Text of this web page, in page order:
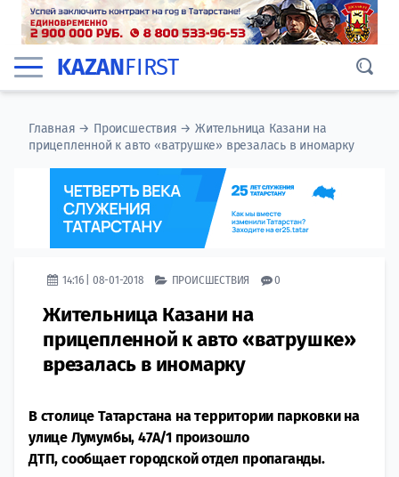
KAZANFIRST
Главная → Происшествия →Жительница Казани на
прицепленной к авто «ватрушке» врезалась в иномарку
14:16 | 08-01-2018 ПРОИСШЕСТВИЯ 0
Жительница Казани на
прицепленной к авто «ватрушке»
врезалась в иномарку
В столице Татарстана на территории парковки на
улице Лумумбы, 47А/1 произошло
ДТП, сообщает городской отдел пропаганды.